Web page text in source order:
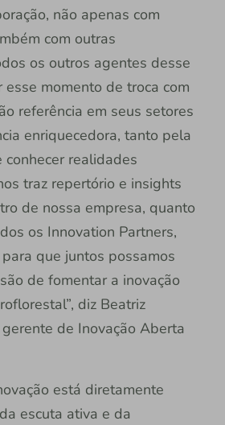
não apenas com
com outras
os outros agentes desse
esse momento de troca com
referência em seus setores
enriquecedora, tanto pela
realidades
traz repertório e insights
de nossa empresa, quanto
os Innovation Partners,
que juntos possamos
de fomentar a inovação
diz Beatriz
de Inovação Aberta
está diretamente
escuta ativa e da